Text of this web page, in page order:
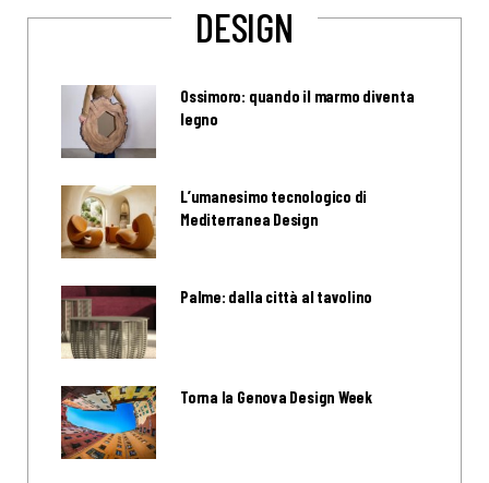
DESIGN
Ossimoro: quando il marmo diventa
legno
L’umanesimo tecnologico di
Mediterranea Design
Palme: dalla città al tavolino
Torna la Genova Design Week